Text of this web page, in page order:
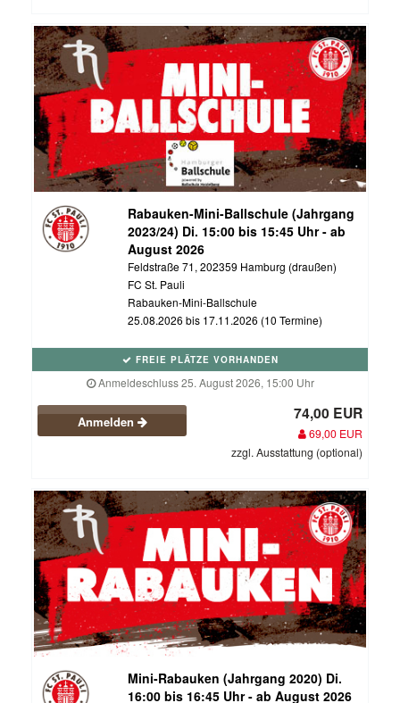
Rabauken-Mini-Ballschule (Jahrgang
2023/24) Di. 15:00 bis 15:45 Uhr - ab
August 2026
Feldstraße 71, 202359 Hamburg (draußen)
FC St. Pauli
Rabauken-Mini-Ballschule
25.08.2026 bis 17.11.2026 (10 Termine)
FREIE PLÄTZE VORHANDEN
Anmeldeschluss 25. August 2026, 15:00 Uhr
Anmelden 74,00 EUR
69,00 EUR
zzgl. Ausstattung (optional)
Mini-Rabauken (Jahrgang 2020) Di.
16:00 bis 16:45 Uhr - ab August 2026